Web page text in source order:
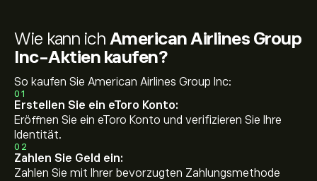
Wie kann ich American Airlines Group
Inc-Aktien kaufen?
So kaufen Sie American Airlines Group Inc:
01
Erstellen Sie ein eToro Konto:
Eröffnen Sie ein eToro Konto und verifizieren Sie Ihre
Identität.
02
Zahlen Sie Geld ein:
Zahlen Sie mit Ihrer bevorzugten Zahlungsmethode